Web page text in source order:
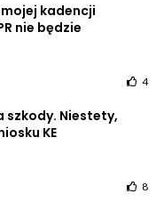
kadencji
nie będzie
4
szkody. Niestety,
KE
8